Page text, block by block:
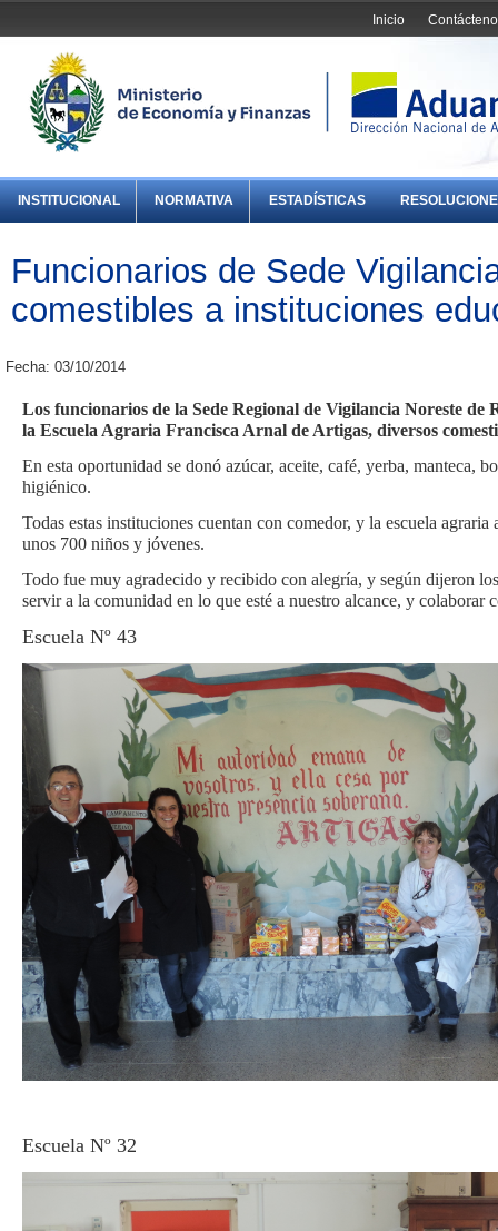
Inicio
INSTITUCIONAL NORMATIVA ESTADÍSTICAS
Funcionarios de Sede
comestibles a instituciones
Fecha: 03/10/2014
Los funcionarios de la Sede Regional de Vigilancia Noreste de
la Escuela Agraria Francisca Arnal de Artigas, diversos
En esta oportunidad se donó azúcar, aceite, café, yerba, manteca,
higiénico.
Todas estas instituciones cuentan con comedor, y la escuela
unos 700 niños y jóvenes.
Todo fue muy agradecido y recibido con alegría, y según dijeron
servir a la comunidad en lo que esté a nuestro alcance, y colaborar
Escuela Nº 43
Escuela Nº 32